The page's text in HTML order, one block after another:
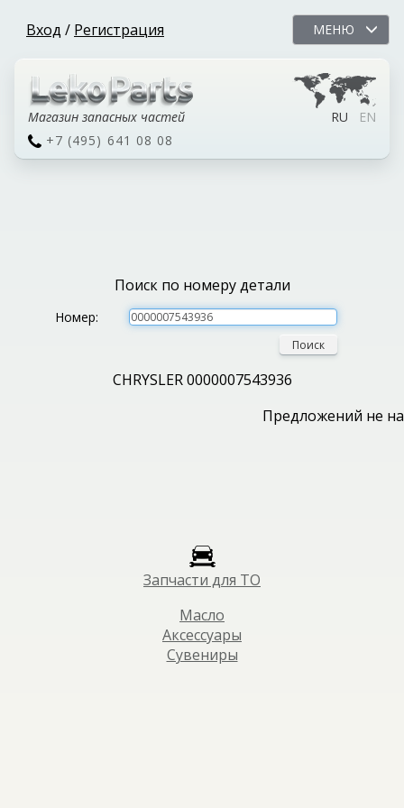
Вход / Регистрация МЕНЮ
Магазин запасных частей RU
EN
+7 (495) 641 08 08
Поиск по номеру детали
Номер:
Поиск
CHRYSLER 0000007543936
Предложений не
Запчасти для ТО
Масло
Аксессуары
Сувениры